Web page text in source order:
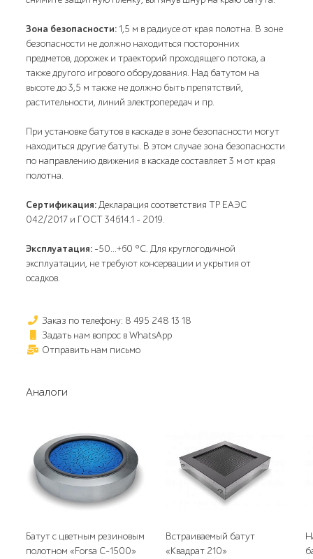
Зона безопасности:1,5 м в радиусе от края полотна. В зоне
безопасности не должно находиться посторонних
предметов, дорожек и траекторий проходящего потока, а
также другого игрового оборудования. Над батутом на
высоте до 3,5 м также не должно быть препятствий,
растительности, линий электропередач и пр.
При установке батутов в каскаде в зоне безопасности могут
находиться другие батуты. В этом случае зона безопасности
по направлению движения в каскаде составляет 3 м от края
полотна.
Сертификация:Декларация соответствия ТР ЕАЭС
042/2017 и ГОСТ 34614.1 - 2019.
Эксплуатация: -50...+60 °C. Для круглогодичной
эксплуатации, не требуют консервации и укрытия от
осадков.
Заказ по телефону: 8 495 248 13 18
Задать нам вопрос в WhatsApp
Отправить нам письмо
Аналоги
Батут с цветным резиновым
полотном «Forsa C-1500»
Встраиваемый батут
«Квадрат 210»